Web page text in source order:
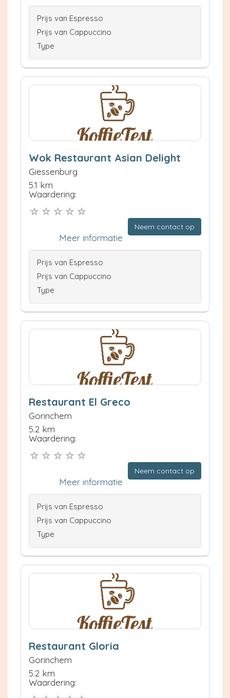
Prijs van Espresso
Prijs van Cappuccino
Type
Wok Restaurant Asian Delight
Giessenburg
5.1 km
Waardering:
Neem contact op
Meer informatie
Prijs van Espresso
Prijs van Cappuccino
Type
Restaurant El Greco
Gorinchem
5.2 km
Waardering:
Neem contact op
Meer informatie
Prijs van Espresso
Prijs van Cappuccino
Type
Restaurant Gloria
Gorinchem
5.2 km
Waardering: